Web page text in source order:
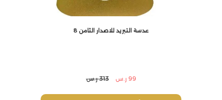
عدسة التبريد للاصدار الثامن 8
99 ر.س 313 ر.س